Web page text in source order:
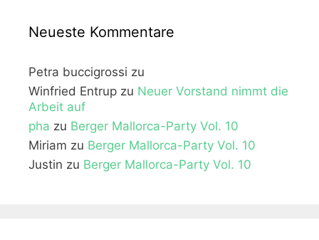
Neueste Kommentare
Petra buccigrossi zu
Winfried Entrup zu Neuer Vorstand nimmt die
Arbeit auf
pha zu Berger Mallorca-Party Vol. 10
Miriam zu Berger Mallorca-Party Vol. 10
Justin zu Berger Mallorca-Party Vol. 10